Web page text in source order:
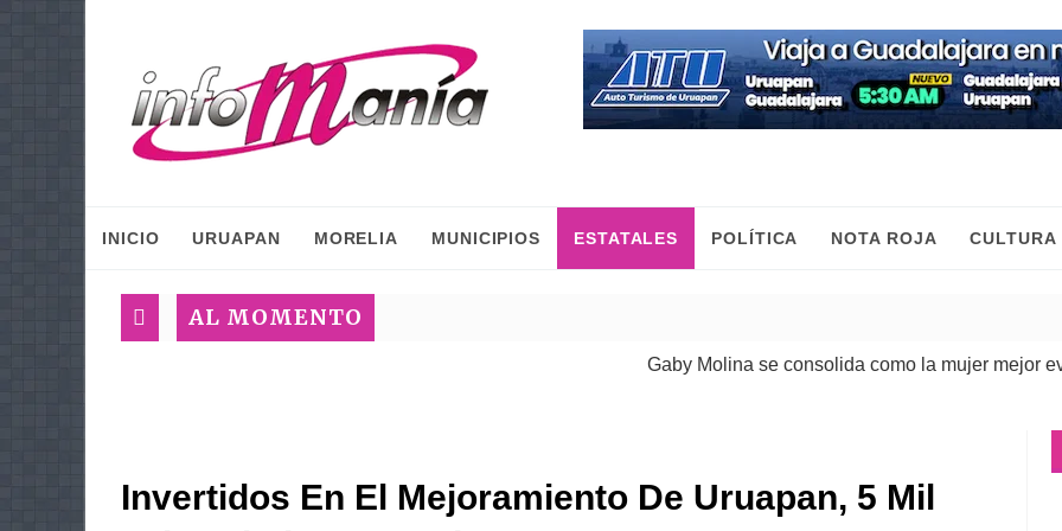
INICIO URUAPAN MORELIA MUNICIPIOS ESTATALES POLÍTICA NOTA ROJA CULTURA
AL MOMENTO
Gaby Molina se consolida como la mujer mejor evaluada
Invertidos En El Mejoramiento De Uruapan, 5 Mil